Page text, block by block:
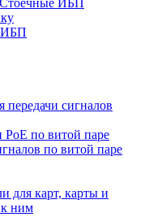
ИБП
ИБП
передачи сигналов
PoE по витой паре
по витой паре
для карт, карты и
к ним